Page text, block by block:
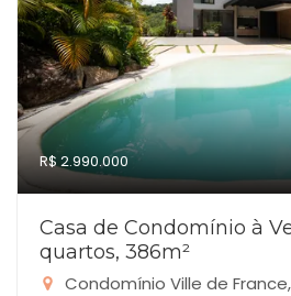
R$ 2.990.000
Casa de Condomínio à
quartos, 386m²
Condomínio Ville de